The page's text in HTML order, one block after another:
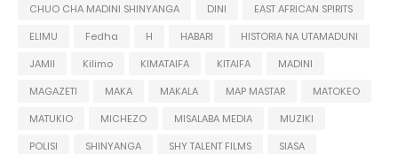
CHUO CHA MADINI SHINYANGA
DINI
EAST AFRICAN SPIRITS
ELIMU
Fedha H HABARI
HISTORIA NA UTAMADUNI
JAMII
Kilimo KIMATAIFA KITAIFA
MADINI
MAGAZETI
MAKA MAKALA MAP MASTAR
MATOKEO
MATUKIO
MICHEZO MISALABA MEDIA
MUZIKI
POLISI
SHINYANGA SHY TALENT FILMS
SIASA